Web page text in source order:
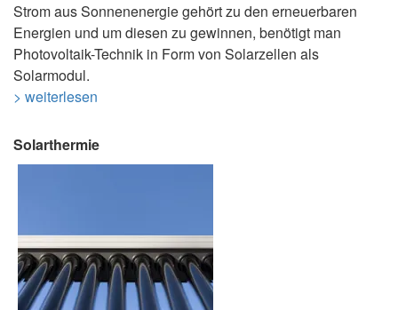
Strom aus Sonnenenergie gehört zu den erneuerbaren
Energien und um diesen zu gewinnen, benötigt man
Photovoltaik-Technik in Form von Solarzellen als
Solarmodul.
> weiterlesen
Solarthermie